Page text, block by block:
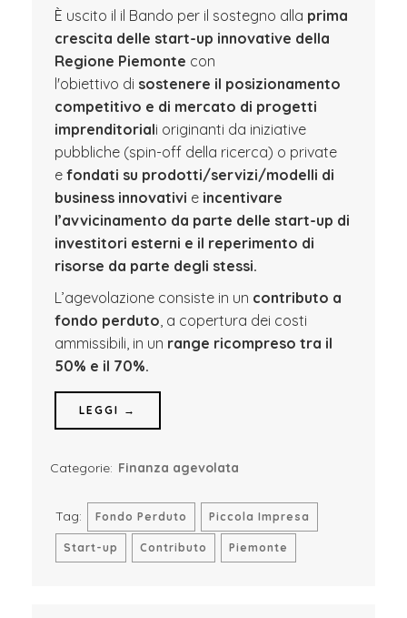
È uscito il il Bando per il sostegno alla prima
crescita delle start-up innovative della
Regione Piemonte con
l'obiettivo di sostenere il posizionamento
competitivo e di mercato di progetti
imprenditoriali originanti da iniziative
pubbliche (spin-off della ricerca) o private
e fondati su prodotti/servizi/modelli di
business innovativi e incentivare
l’avvicinamento da parte delle start-up di
investitori esterni e il reperimento di
risorse da parte degli stessi.
L’agevolazione consiste in un contributo a
fondo perduto, a copertura dei costi
ammissibili, in un range ricompreso tra il
50% e il 70%.
LEGGI →
Categorie: Finanza agevolata
Tag: Fondo Perduto Piccola Impresa
Start-up Contributo Piemonte